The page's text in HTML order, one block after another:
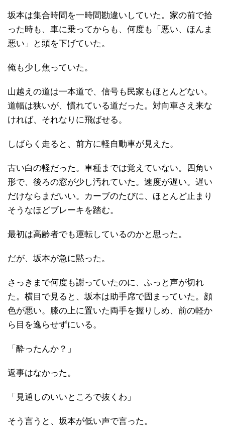
坂本は集合時間を一時間勘違いしていた。家の前で拾
った時も、車に乗ってからも、何度も「悪い、ほんま
悪い」と頭を下げていた。
俺も少し焦っていた。
山越えの道は一本道で、信号も民家もほとんどない。
道幅は狭いが、慣れている道だった。対向車さえ来な
ければ、それなりに飛ばせる。
しばらく走ると、前方に軽自動車が見えた。
古い白の軽だった。車種までは覚えていない。四角い
形で、後ろの窓が少し汚れていた。速度が遅い。遅い
だけならまだいい。カーブのたびに、ほとんど止まり
そうなほどブレーキを踏む。
最初は高齢者でも運転しているのかと思った。
だが、坂本が急に黙った。
さっきまで何度も謝っていたのに、ふっと声が切れ
た。横目で見ると、坂本は助手席で固まっていた。顔
色が悪い。膝の上に置いた両手を握りしめ、前の軽か
ら目を逸らせずにいる。
「酔ったんか？」
返事はなかった。
「見通しのいいところで抜くわ」
そう言うと、坂本が低い声で言った。